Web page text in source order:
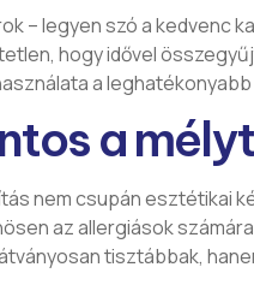
– legyen szó a kedvenc
hogy idővel
a
a
nem csupán esztétikai
az allergiások
tisztábbak,